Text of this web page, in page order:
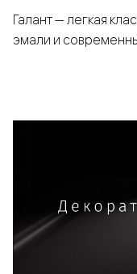
Галант — легкая
эмали и